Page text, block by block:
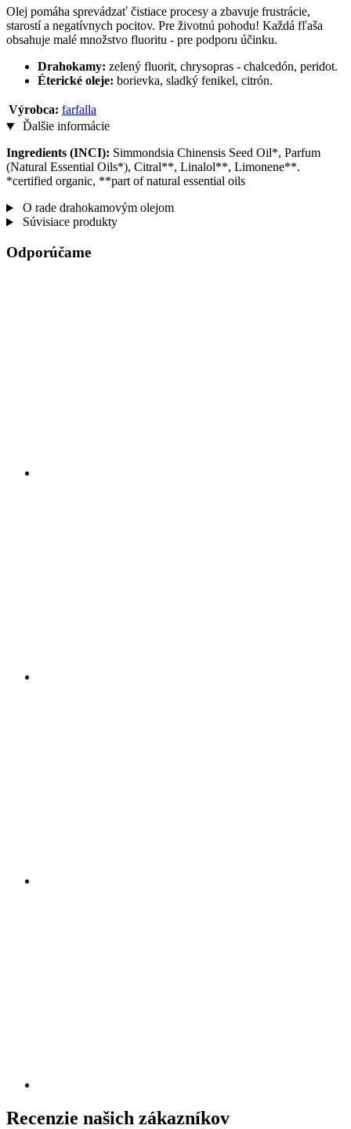
Olej pomáha sprevádzať čistiace procesy a zbavuje frustrácie,
starostí a negatívnych pocitov. Pre životnú pohodu! Každá fľaša
obsahuje malé množstvo fluoritu - pre podporu účinku.
Drahokamy: zelený fluorit, chrysopras - chalcedón, peridot.
Éterické oleje: borievka, sladký fenikel, citrón.
Výrobca: farfalla
Ďalšie informácie
Ingredients (INCI): Simmondsia Chinensis Seed Oil*, Parfum
(Natural Essential Oils*), Citral**, Linalol**, Limonene**.
*certified organic, **part of natural essential oils
O rade drahokamovým olejom
Súvisiace produkty
Odporúčame
Recenzie našich zákazníkov